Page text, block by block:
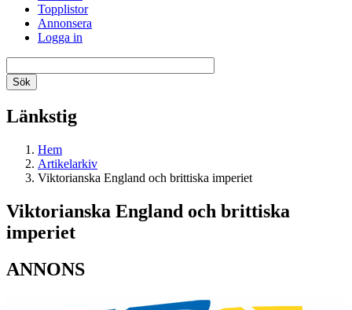
Topplistor
Annonsera
Logga in
Länkstig
Hem
Artikelarkiv
Viktorianska England och brittiska imperiet
Viktorianska England och brittiska
imperiet
ANNONS